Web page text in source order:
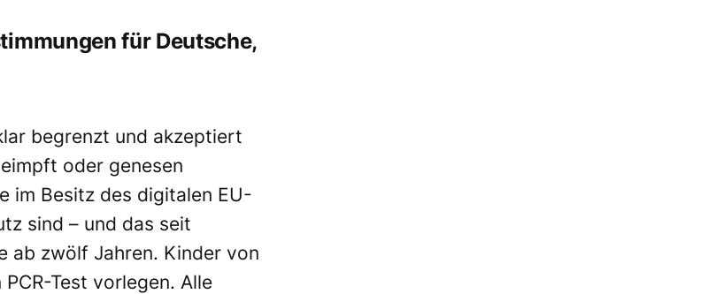
für Deutsche,
begrenzt und akzeptiert
oder genesen
im Besitz des digitalen EU-
sind – und das seit
ab zwölf Jahren. Kinder von
Test vorlegen. Alle